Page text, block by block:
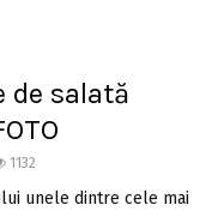
de salată
1132
unele dintre cele mai